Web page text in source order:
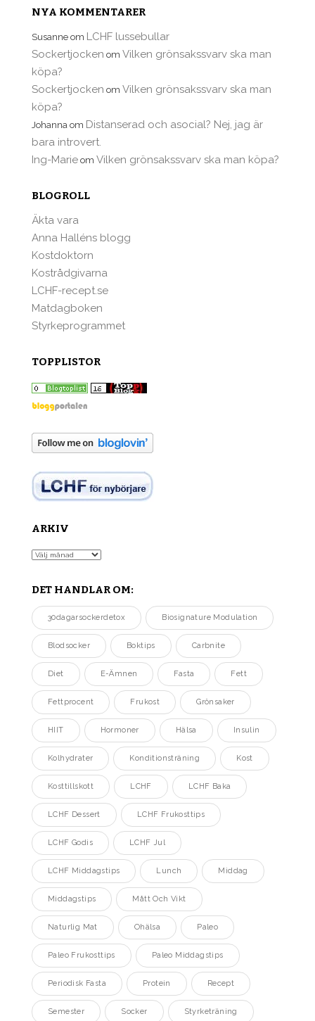
NYA KOMMENTARER
Susanne om LCHF lussebullar
Sockertjocken om Vilken grönsakssvarv ska man
köpa?
Sockertjocken om Vilken grönsakssvarv ska man
köpa?
Johanna om Distanserad och asocial? Nej, jag är
bara introvert.
Ing-Marie om Vilken grönsakssvarv ska man köpa?
BLOGROLL
Äkta vara
Anna Halléns blogg
Kostdoktorn
Kostrådgivarna
LCHF-recept.se
Matdagboken
Styrkeprogrammet
TOPPLISTOR
ARKIV
Arkiv
DET HANDLAR OM:
30dagarsockerdetox Biosignature Modulation
Blodsocker Boktips Carbnite
Diet E-Ämnen Fasta Fett
Fettprocent Frukost Grönsaker
HIIT Hormoner Hälsa Insulin
Kolhydrater Konditionsträning Kost
Kosttillskott LCHF LCHF Baka
LCHF Dessert LCHF Frukosttips
LCHF Godis LCHF Jul
LCHF Middagstips Lunch Middag
Middagstips Mått Och Vikt
Naturlig Mat Ohälsa Paleo
Paleo Frukosttips Paleo Middagstips
Periodisk Fasta Protein Recept
Semester Socker Styrketräning